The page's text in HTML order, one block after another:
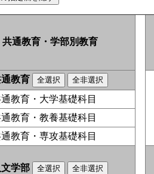
共通教育・学部別教育
教育
教育・大学基礎科目
教育・教養基礎科目
教育・専攻基礎科目
文学部